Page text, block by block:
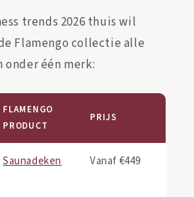
trends 2026 thuis wil
Flamengo collectie alle
één merk:
FLAMENGO
PRODUCT
PRIJS
Saunadeken Vanaf €449